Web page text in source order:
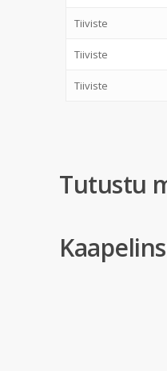
Tiiviste
Tiiviste
Tiiviste
Tutustu